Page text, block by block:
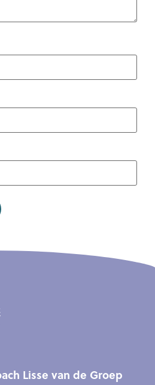
Lisse van de Groep